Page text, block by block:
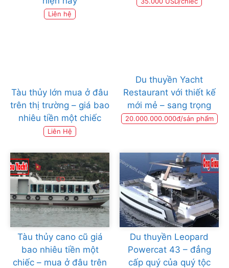
Liên hệ
Tàu thủy lớn mua ở đâu
trên thị trường – giá bao
nhiêu tiền một chiếc
Liên Hệ
Du thuyền Yacht
Restaurant với thiết kế
mới mẻ – sang trọng
20.000.000.000đ/sản phẩm
Tàu thủy cano cũ giá
bao nhiêu tiền một
chiếc – mua ở đâu trên
Du thuyền Leopard
Powercat 43 – đẳng
cấp quý của quý tộc